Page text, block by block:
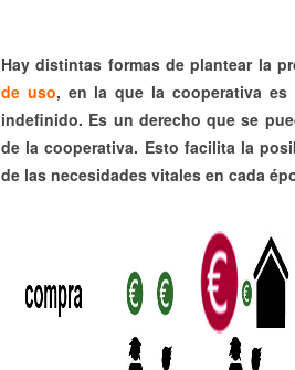
Hay distintas formas de plantear la
de uso, en la que la cooperativa
indefinido. Es un derecho que se
de la cooperativa. Esto facilita la
de las necesidades vitales en cada